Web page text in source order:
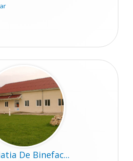
De Binefac...